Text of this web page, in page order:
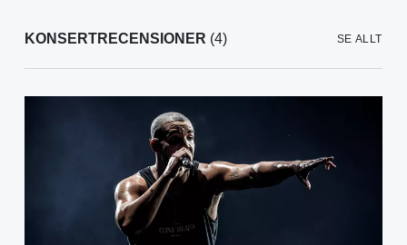
KONSERTRECENSIONER (4) SE ALLT